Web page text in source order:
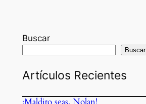
Buscar
Buscar
Artículos Recientes